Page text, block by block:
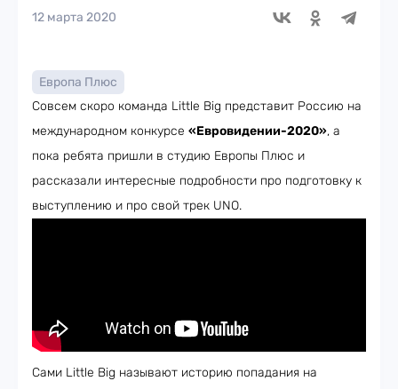
12 марта 2020
Европа Плюс
Совсем скоро команда Little Big представит Россию на
международном конкурсе «Евровидении-2020», а
пока ребята пришли в студию Европы Плюс и
рассказали интересные подробности про подготовку к
выступлению и про свой трек UNO.
Сами Little Big называют историю попадания на